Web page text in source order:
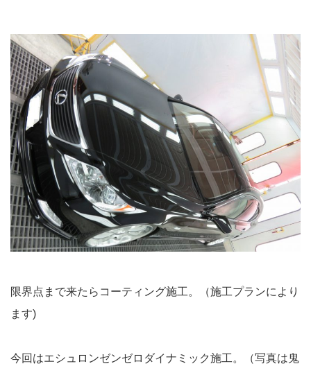
限界点まで来たらコーティング施工。（施工プランにより
ます)
今回はエシュロンゼンゼロダイナミック施工。（写真は鬼